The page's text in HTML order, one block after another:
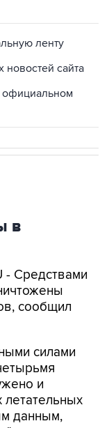
ленту
новостей сайта
официальном
в
- Средствами
сообщил
силами
и
данным,